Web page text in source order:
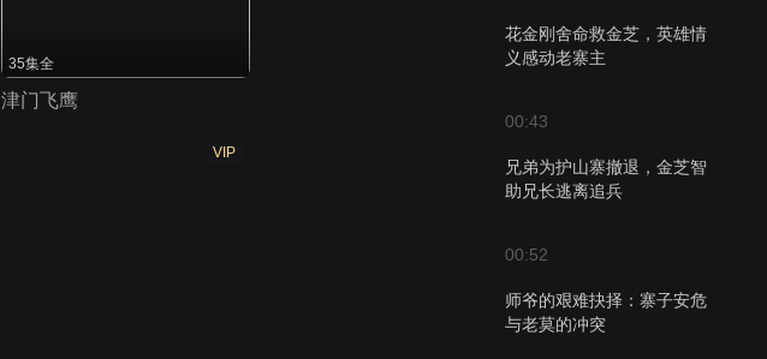
花金刚舍命救金芝，英雄情
义感动老寨主
00:43
兄弟为护山寨撤退，金芝智
助兄长逃离追兵
00:52
师爷的艰难抉择：寨子安危
与老莫的冲突
35集全
津门飞鹰
VIP